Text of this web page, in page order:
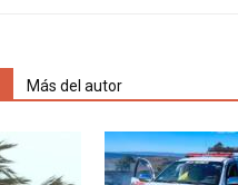
Más del autor